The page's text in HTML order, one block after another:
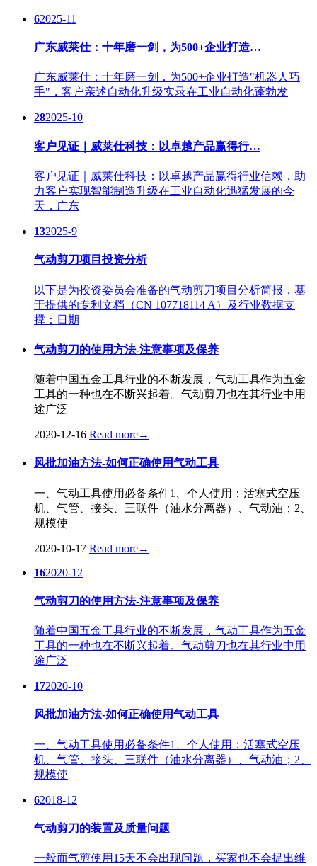
62025-11
广东威莱仕：十年磨一剑，为500+企业打造…
广东威莱仕：十年磨一剑，为500+企业打造"机器人巧
手"，客户亲述自动化升级实录在工业自动化蓬勃发
282025-10
客户见证｜威莱仕科技：以卓越产品赢得行…
客户见证｜威莱仕科技：以卓越产品赢得行业信赖，助
力客户实现智能制造升级在工业自动化迅猛发展的今
天，广东
132025-9
气动剪刀项目投资分析
以下是为投资委员会准备的气动剪刀项目分析简报，基
于提供的专利文档（CN 107718114 A）及行业数据支
撑：日期
气动剪刀的使用方法-注意事项及保养
随着中国五金工具行业的不断发展，气动工具作为五金
工具的一种也在不断兴起着。气动剪刀也在其行业中用
途广泛
2020-12-16 Read more→
风批加油方法-如何正确使用气动工具
一、气动工具使用必备条件1、个人使用：活塞式空压
机、气管、接头、三联件（油水分离器）、气动油；2、
规模使
2020-10-17 Read more→
162020-12
气动剪刀的使用方法-注意事项及保养
随着中国五金工具行业的不断发展，气动工具作为五金
工具的一种也在不断兴起着。气动剪刀也在其行业中用
途广泛
172020-10
风批加油方法-如何正确使用气动工具
一、气动工具使用必备条件1、个人使用：活塞式空压
机、气管、接头、三联件（油水分离器）、气动油；2、
规模使
62018-12
气动剪刀的装置及质量问题
一般而气剪使用15天不会出现问题，买家也不会提出维